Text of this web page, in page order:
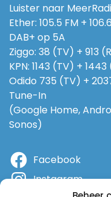
Luister naar
Ether: 105.5 FM +
DAB+ op 5A
Ziggo: 38 (TV) + 913
KPN: 1143 (TV) +
Odido 735 (TV) +
Tune-In
(Google Home,
Sonos)
Facebook
Instagram